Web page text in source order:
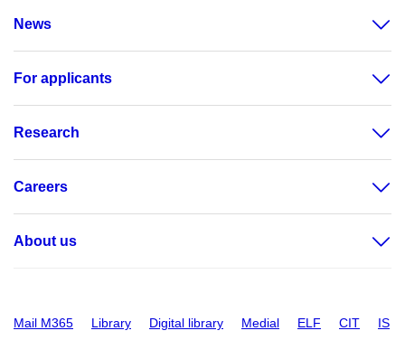
News
For applicants
Research
Careers
About us
Mail M365 Library Digital library Medial ELF CIT IS